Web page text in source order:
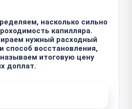
насколько сильно
капилляра.
нужный расходный
способ восстановления,
итоговую цену
доплат.